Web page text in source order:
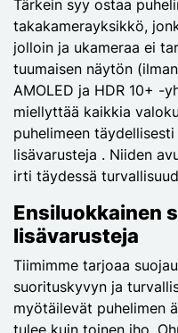
Tärkein syy ostaa
takakamerayksikkö,
jolloin ja ukameraa ei
tuumaisen näytön
AMOLED ja HDR 10+ -
miellyttää kaikkia
puhelimeen
lisävarusteja . Niiden
irti täydessä
Ensiluokkainen
lisävarusteja
Tiimimme tarjoaa
suorituskyvyn ja
myötäilevät puhelimen
tulee kuin toinen iho.